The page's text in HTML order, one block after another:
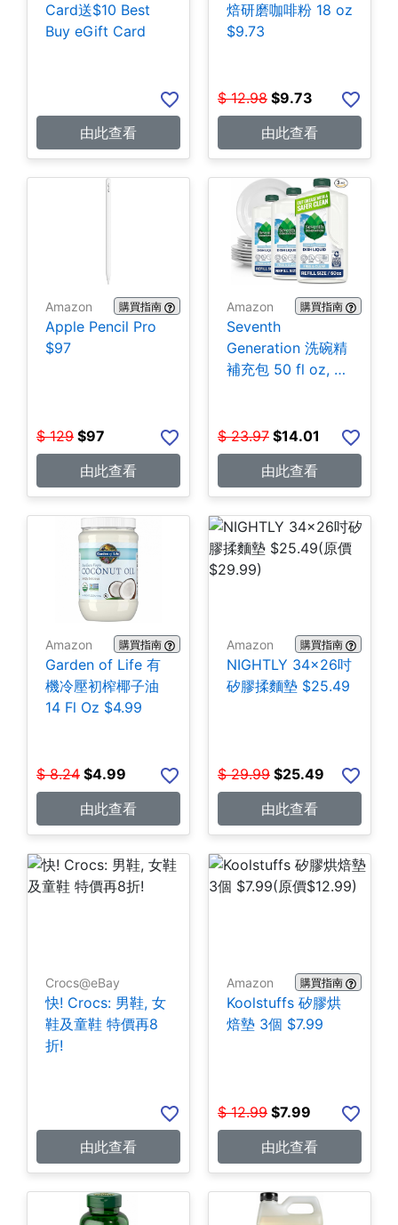
Card送$10 Best
Buy eGift Card
由此查看
焙研磨咖啡粉 18 oz
$9.73
$ 12.98 $9.73
由此查看
Amazon 購買指南
Apple Pencil Pro
$97
$ 129 $97
由此查看
Amazon 購買指南
Seventh
Generation 洗碗精
補充包 50 fl oz, 3
$ 23.97 $14.01
由此查看
Amazon 購買指南
Garden of Life 有
機冷壓初榨椰子油
14 Fl Oz $4.99
$ 8.24 $4.99
由此查看
Amazon 購買指南
NIGHTLY 34x26吋
矽膠揉麵墊 $25.49
$ 29.99 $25.49
由此查看
Crocs@eBay
快! Crocs: 男鞋, 女
鞋及童鞋 特價再8
折!
由此查看
Amazon 購買指南
Koolstuffs 矽膠烘
焙墊 3個 $7.99
$ 12.99 $7.99
由此查看